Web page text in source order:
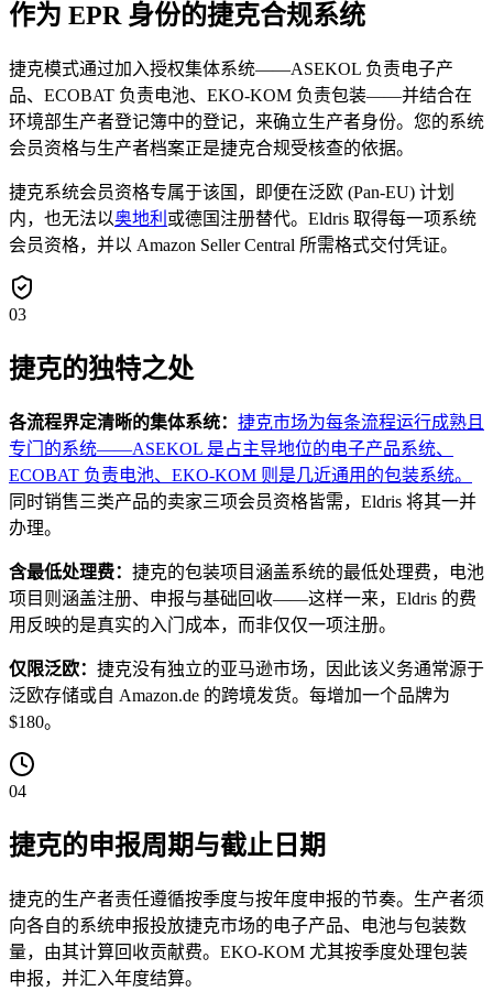
作为 EPR 身份的捷克合规系统
捷克模式通过加入授权集体系统——ASEKOL 负责电子产
品、ECOBAT 负责电池、EKO-KOM 负责包装——并结合在
环境部生产者登记簿中的登记，来确立生产者身份。您的系统
会员资格与生产者档案正是捷克合规受核查的依据。
捷克系统会员资格专属于该国，即便在泛欧 (Pan-EU) 计划
内，也无法以奥地利 或德国注册替代。Eldris 取得每一项系统
会员资格，并以 Amazon Seller Central 所需格式交付凭证。
03
捷克的独特之处
各流程界定清晰的集体系统： 捷克市场为每条流程运行成熟且
专门的系统——ASEKOL 是占主导地位的电子产品系统、
ECOBAT 负责电池、EKO-KOM 则是几近通用的包装系统。
同时销售三类产品的卖家三项会员资格皆需，Eldris 将其一并
办理。
含最低处理费： 捷克的包装项目涵盖系统的最低处理费，电池
项目则涵盖注册、申报与基础回收——这样一来，Eldris 的费
用反映的是真实的入门成本，而非仅仅一项注册。
仅限泛欧： 捷克没有独立的亚马逊市场，因此该义务通常源于
泛欧存储或自 Amazon.de 的跨境发货。每增加一个品牌为
$180。
04
捷克的申报周期与截止日期
捷克的生产者责任遵循按季度与按年度申报的节奏。生产者须
向各自的系统申报投放捷克市场的电子产品、电池与包装数
量，由其计算回收贡献费。EKO-KOM 尤其按季度处理包装
申报，并汇入年度结算。